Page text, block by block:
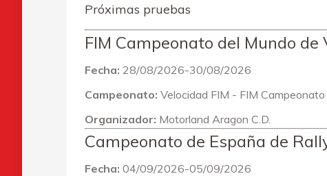
Próximas pruebas
FIM Campeonato del Mundo
Fecha: 28/08/2026-30/08/2026
Campeonato: Velocidad FIM - FIM
Organizador: Motorland Aragon C.D.
Campeonato de España de
Fecha: 04/09/2026-05/09/2026